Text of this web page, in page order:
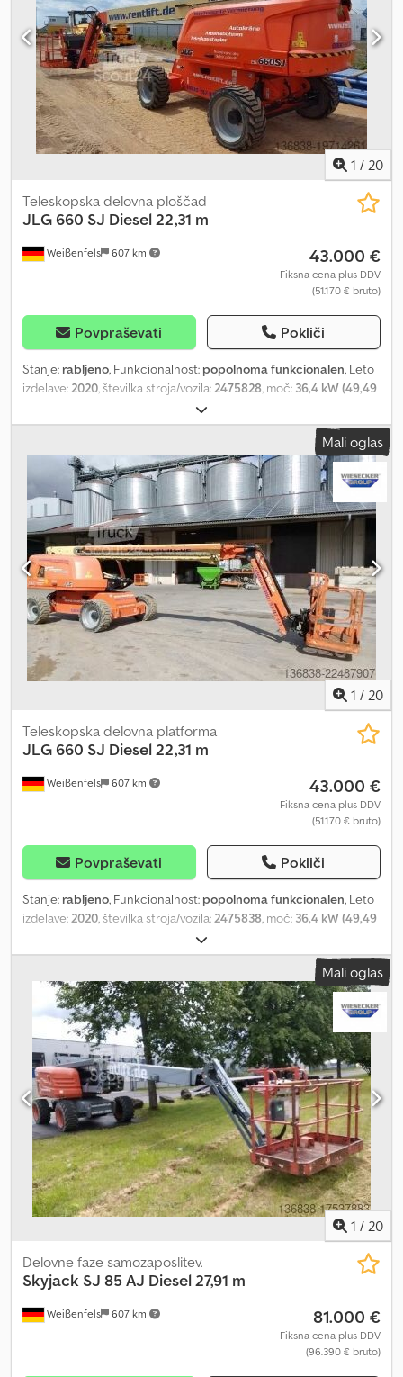
Š x V): 10,15 m x 2,42 m x 2,54 m Stranski doseg: 13,54 m Dsdpfszrk S
Sox Apcskr Kotni obrat: 400° Nosilnost: 230 kg Dolžina roke košare:
1,24 m Hitrost vožnje: 4,8 km/h Teža: 7.350 kg Največji naklon: 30 %
Deluje, splošne sledi uporabe.
1 / 20
Weißenfels 607 km
Teleskopska delovna ploščad
JLG 660 SJ Diesel 22,31 m
43.000 €
Fiksna cena plus DDV
(51.170 € bruto)
Povpraševati Pokliči
Stanje: rabljeno, Funkcionalnost: popolnoma funkcionalen, Leto
izdelave:2020, številka stroja/vozila:2475828, moč: 36,4 kW (49,49
1.830 mm, širina platforme:
skupna masa:13.150 kg, transportna dolžina:10.880 mm,
2.570 mm, vrsta
goriva:dizel, barva:oranžna, Oprema:UVV varnostni pregled,
Technical Data Dksdpfxjw Hyhzo Apcjr Year of manufacture: 2020
Engine: Diesel, 36.4 kW Working height: 22.31 m Platform height:
20.31 m Lateral outreach: 17.30 m Slew range: 360° Platform
dimensions (L x W): 1.83 m x 0.91 m Overall dimensions (L x W x H):
10.88 m x 2.49 m x 2.57 m Travel speed: 6.8 km/h Max. load capacity:
230 kg Max. climbing ability: 30° (4x2x2) Max. climbing ability: 45°
(4x4x2) Weight: 13,150 kg Fully functional, normal signs of use
Mali oglas
1 / 20
Weißenfels 607 km
Teleskopska delovna platforma
JLG 660 SJ Diesel 22,31 m
43.000 €
Fiksna cena plus DDV
(51.170 € bruto)
Povpraševati Pokliči
Stanje: rabljeno, Funkcionalnost: popolnoma funkcionalen, Leto
izdelave:2020, številka stroja/vozila:2475838, moč: 36,4 kW (49,49
, dolžina platforme:
platforme:910 mm, skupna masa:13.150 kg, transportna dolžina:
, transportna višina: 2.570
, vrsta goriva:dizel, barva:oranžna, Oprema:UVV varnostni
pregled, Technical Data Year of manufacture: 2020 Engine:
Diesel, 36.4 kW Working height: 22.31 m Platform height: 20.31 m
Lateral outreach: 17.30 m Slew range: 360° Platform dimensions (L
x W): 1.83 m x 0.91 m Overall dimensions (L x W x H): 10.88 m x 2.49 m
x 2.57 m Travel speed: 6.8 km/h Max. load capacity: 230 kg Max.
climbing ability: 30° (4x2x2) Max. climbing ability: 45° (4x4x2) Dodpfx
Apezrk Ndecokr Weight: 13,150 kg Fully functional, normal signs of
use
Mali oglas
1 / 20
Weißenfels 607 km
Delovne faze samozaposlitev.
Skyjack SJ 85 AJ Diesel 27,91 m
81.000 €
Fiksna cena plus DDV
(96.390 € bruto)